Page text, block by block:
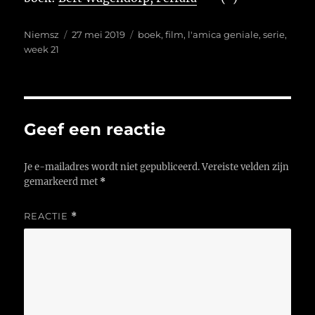
Auteur
Niemsz
Geplaatst
27 mei 2019 Tags
boek,film, l'amica geniale,serie,
week 21
Geef een reactie
Je e-mailadres wordt niet gepubliceerd. Vereiste velden zijn
gemarkeerd met *
REACTIE *